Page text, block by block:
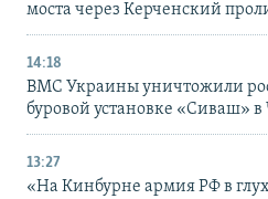
моста через Керченский
14:18
ВМС Украины уничтожили
буровой установке «Сиваш»
13:27
«На Кинбурне армия РФ в